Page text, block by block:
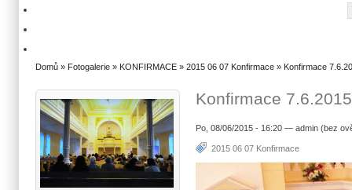
Domů » Fotogalerie » KONFIRMACE » 2015 06 07 Konfirmace » Konfirmace
Konfirmace
Po, 08/06/2015 - 16:20 — admin (bez
2015 06 07 Konfirmace